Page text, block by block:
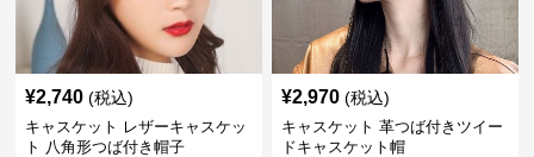
¥2,740 (税込)
キャスケット レザーキャスケッ
ト 八角形つば付き帽子
¥2,970 (税込)
キャスケット 革つば付きツイー
ドキャスケット帽